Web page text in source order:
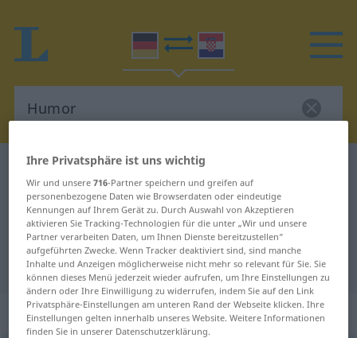
Deutsch-Kroatisch Wörterbuch
Deutsch-Kroatisch Übersetzung für
"Humor"
"Humor" Kroatisch Übersetzung
„Humor“: Maskulinum
Ihre Privatsphäre ist uns wichtig
Wir und unsere716-Partner speichern und greifen auf
personenbezogene Daten wie Browserdaten oder eindeutige
Kennungen auf Ihrem Gerät zu. Durch Auswahl von Akzeptieren
aktivieren Sie Tracking-Technologien für die unter „Wir und unsere
Partner verarbeiten Daten, um Ihnen Dienste bereitzustellen“
aufgeführten Zwecke. Wenn Tracker deaktiviert sind, sind manche
Inhalte und Anzeigen möglicherweise nicht mehr so relevant für Sie. Sie
können dieses Menü jederzeit wieder aufrufen, um Ihre Einstellungen zu
ändern oder Ihre Einwilligung zu widerrufen, indem Sie auf den Link
Privatsphäre-Einstellungen am unteren Rand der Webseite klicken. Ihre
Einstellungen gelten innerhalb unseres Website. Weitere Informationen
finden Sie in unserer Datenschutzerklärung.